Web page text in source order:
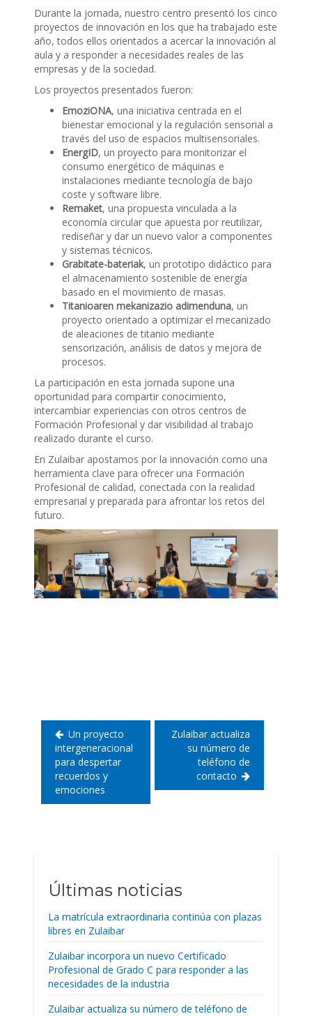
Durante la jornada, nuestro centro presentó los cinco
proyectos de innovación en los que ha trabajado este
año, todos ellos orientados a acercar la innovación al
aula y a responder a necesidades reales de las
empresas y de la sociedad.
Los proyectos presentados fueron:
EmoziONA, una iniciativa centrada en el
bienestar emocional y la regulación sensorial a
través del uso de espacios multisensoriales.
EnergID, un proyecto para monitorizar el
consumo energético de máquinas e
instalaciones mediante tecnología de bajo
coste y software libre.
Remaket, una propuesta vinculada a la
economía circular que apuesta por reutilizar,
rediseñar y dar un nuevo valor a componentes
y sistemas técnicos.
Grabitate-bateriak, un prototipo didáctico para
el almacenamiento sostenible de energía
basado en el movimiento de masas.
Titanioaren mekanizazio adimenduna, un
proyecto orientado a optimizar el mecanizado
de aleaciones de titanio mediante
sensorización, análisis de datos y mejora de
procesos.
La participación en esta jornada supone una
oportunidad para compartir conocimiento,
intercambiar experiencias con otros centros de
Formación Profesional y dar visibilidad al trabajo
realizado durante el curso.
En Zulaibar apostamos por la innovación como una
herramienta clave para ofrecer una Formación
Profesional de calidad, conectada con la realidad
empresarial y preparada para afrontar los retos del
futuro.
Un proyecto
intergeneracional
para despertar
recuerdos y
emociones
Zulaibar actualiza
su número de
teléfono de
contacto
Últimas noticias
La matrícula extraordinaria continúa con plazas
libres en Zulaibar
Zulaibar incorpora un nuevo Certificado
Profesional de Grado C para responder a las
necesidades de la industria
Zulaibar actualiza su número de teléfono de